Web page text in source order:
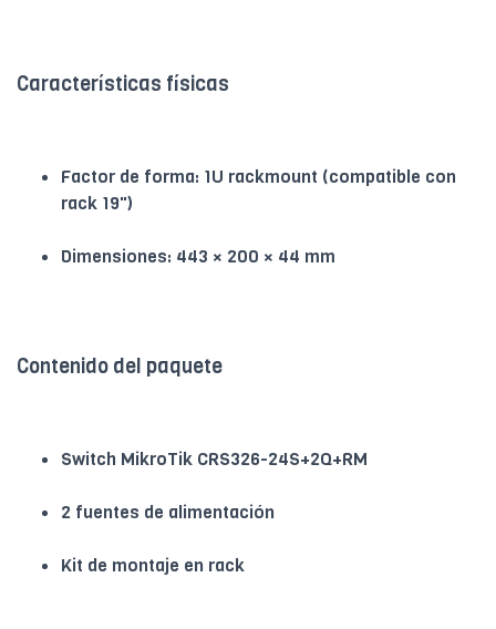
Características físicas
Factor de forma: 1U rackmount (compatible con
rack 19")
Dimensiones: 443 × 200 × 44 mm
Contenido del paquete
Switch MikroTik CRS326-24S+2Q+RM
2 fuentes de alimentación
Kit de montaje en rack